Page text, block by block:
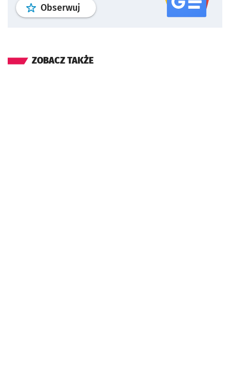
Obserwuj profil serwisu
ZOBACZ TAKŻE